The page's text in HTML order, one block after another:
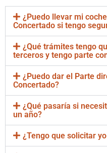
¿Puedo llevar mi
Concertado si tengo
¿Qué trámites tengo
terceros y tengo parte
¿Puedo dar el Parte
Concertado?
¿Qué pasaría si
un año?
¿Tengo que solicitar